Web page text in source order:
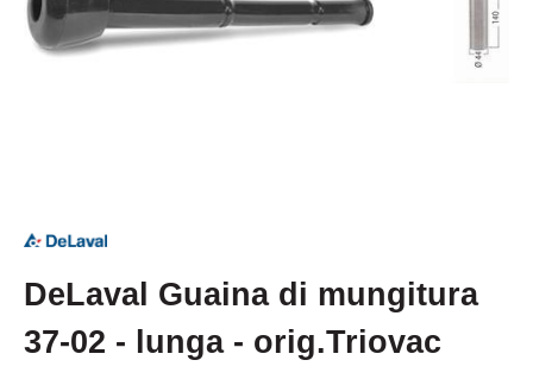
DeLaval Guaina di mungitura
37-02 - lunga - orig.Triovac